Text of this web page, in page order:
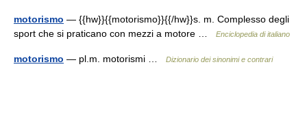
motorismo — {{hw}}{{motorismo}}{{/hw}}s. m. Complesso degli
sport che si praticano con mezzi a motore …
Enciclopedia di italiano
motorismo — pl.m. motorismi … Dizionario dei sinonimi e contrari